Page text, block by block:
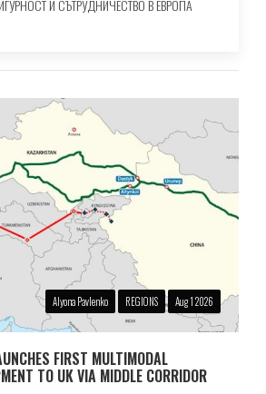
И СЪТРУДНИЧЕСТВО В ЕВРОПА
Alyona Pavlenko REGIONS Aug 1 2026
FIRST MULTIMODAL
TO UK VIA MIDDLE CORRIDOR